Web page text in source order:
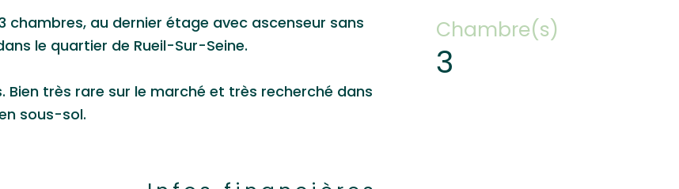
chambres, au dernier étage avec ascenseur sans
le quartier de Rueil-Sur-Seine.
très rare sur le marché et très recherché dans
sous-sol.
Chambre(s)
3